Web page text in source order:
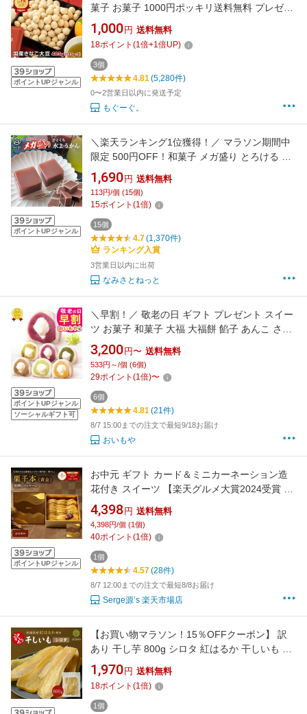
ポイントUPジャンル
菓子 お菓子 1000円ポッキリ送料無料 プレゼン
ト きな粉 どこに売ってる 友口 ナッツ 豆菓子
美味しすぎる スイーツ お茶請 プレゼント お土
産 手土産 インフルエンサー ブラウティア菌
1,000 円 送料無料
18ポイント (1倍+1倍UP)
3個
4.81(5,280件)
0〜2営業日以内に発送予定
もぐーぐ。
ポイントUPジャンル
＼楽天ランキング1位獲得！／ マラソン期間中
限定 500円OFF！和菓子 メガ盛り とろける 水
ようかん 50g×15個 送料無料 無添加 こしあん
ご自宅用 一口サイズ ミニ 羊羹 和楽
1,690 円 送料無料
113円/個 (15個)
15ポイント (1倍)
15個
4.7(1,370件)
ランキング入賞
3営業日以内に出荷
なみさとねっと
ポイントUPジャンル
ソーシャルギフト可
＼早割！／ 敬老の日 ギフト プレゼント スイー
ツ お菓子 和菓子 大福 大福餅 餡子 あんこ さつ
まいも クリーム 杏 あんず 60代 70代 80代 90
代 おじいちゃん おばあちゃん 孫 孫から 詰め合
わせ 個包装 送料無料 おいもや
3,200 円〜 送料無料
533円～/個 (6個)
29ポイント (1倍)〜
6個
4.81(21件)
8/7 15:00までの注文で最短9/18お届け
おいもや
ポイントUPジャンル
お中元 ギフト カード＆ミニカーネーション造
花付き スイーツ 【楽天グルメ大賞2024受賞 】
プレゼント 栗りん 栗千本（黄金）モンブラン
新パッケージ パケ買い モンブランケーキ お取
り寄せ 誕生日 和栗スイーツ 大福 人気 冷凍
4,398 円 送料無料
4,398円/個 (1個)
40ポイント (1倍)
1個
4.57(28件)
8/7 12:00までの注文で最短8/8お届け
Serge源’s 楽天市場店
【お買い物マラソン！15％OFFクーポン】 訳
あり 干し芋 800g シロタ 紅はるか 干しいも ダ
イエット おやつ お菓子 スイーツ 訳あり 茨城県
産 無添加 ほしいも 規格外品 大容量 茨城県産
国産 添加物不使用 自然食品 食物繊維 和菓子 さ
つまいも 赤ちゃん 非常食
1,970 円 送料無料
18ポイント (1倍)
1個